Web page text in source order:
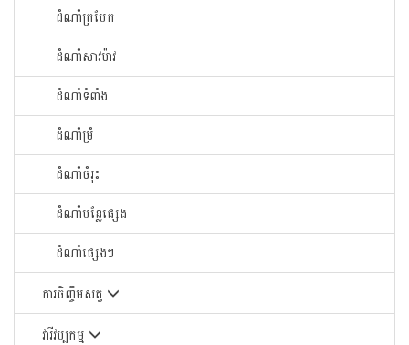
ដំណាំត្របែក
ដំណាំសាវម៉ាវ
ដំណាំទំពាំង
ដំណាំម្រំ
ដំណាំចំរុះ
ដំណាំបន្លែផ្សេង
ដំណាំផ្សេងៗ
ការចិញ្ចឹមសត្វ
វារីវប្បកម្ម